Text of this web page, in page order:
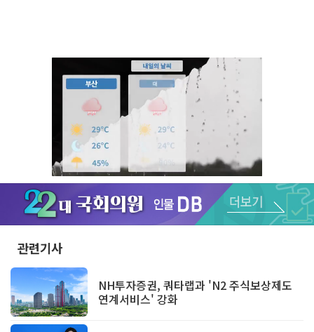
Unmute
관련기사
NH투자증권, 쿼타랩과 'N2 주식보상제도
연계서비스' 강화